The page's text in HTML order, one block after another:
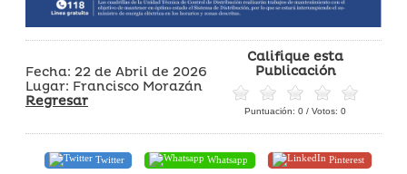
Fecha: 22 de Abril de 2026
Lugar: Francisco Morazán
Regresar
Califique esta
Publicación
Puntuación: 0 / Votos: 0
Twitter Whatsapp Pinterest